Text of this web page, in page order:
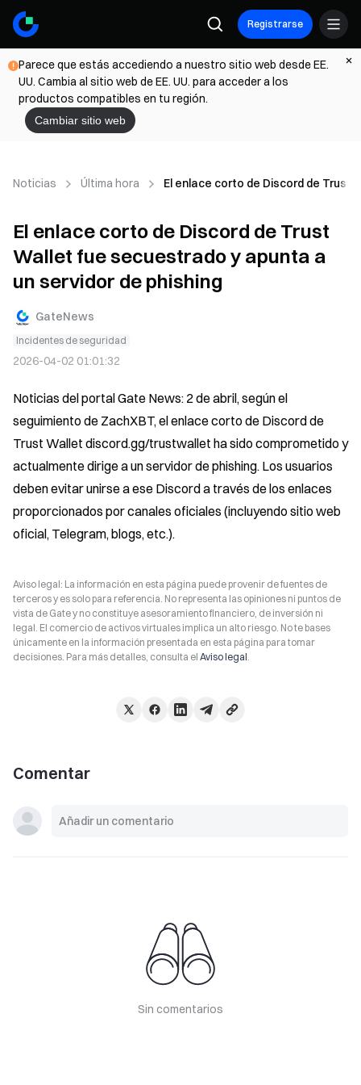
Registrarse
Parece que estás accediendo a nuestro sitio web desde EE.
UU. Cambia al sitio web de EE. UU. para acceder a los
productos compatibles en tu región.
Cambiar sitio web
Noticias Última hora El enlace corto de Discord de Trust
El enlace corto de Discord de Trust
Wallet fue secuestrado y apunta a
un servidor de phishing
GateNews
Incidentes de seguridad
2026-04-02 01:01:32
Noticias del portal Gate News: 2 de abril, según el
seguimiento de ZachXBT, el enlace corto de Discord de
Trust Wallet discord.gg/trustwallet ha sido comprometido y
actualmente dirige a un servidor de phishing. Los usuarios
deben evitar unirse a ese Discord a través de los enlaces
proporcionados por canales oficiales (incluyendo sitio web
oficial, Telegram, blogs, etc.).
Aviso legal: La información en esta página puede provenir de fuentes de
terceros y es solo para referencia. No representa las opiniones ni puntos de
vista de Gate y no constituye asesoramiento financiero, de inversión ni
legal. El comercio de activos virtuales implica un alto riesgo. No te bases
únicamente en la información presentada en esta página para tomar
decisiones. Para más detalles, consulta el Aviso legal.
Comentar
Sin comentarios